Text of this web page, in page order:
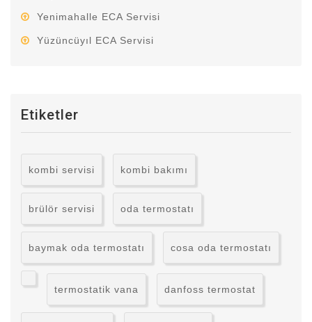
Yenimahalle ECA Servisi
Yüzüncüyıl ECA Servisi
Etiketler
kombi servisi kombi bakımı
brülör servisi oda termostatı
baymak oda termostatı cosa oda termostatı
termostatik vana danfoss termostat